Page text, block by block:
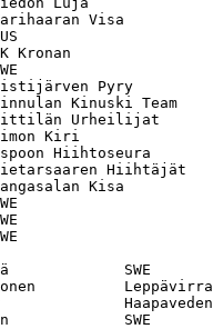
Visa
RUS
Kronan
Pyry
Kinuski Team
Urheilijat
Simon Kiri
Hiihtoseura
Kisa
SWE
SWE
SWE